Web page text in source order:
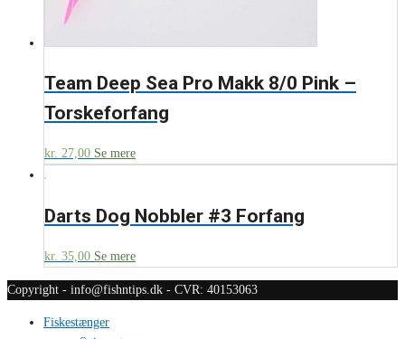
Team Deep Sea Pro Makk 8/0 Pink –
Torskeforfang
kr. 27,00 Se mere
Darts Dog Nobbler #3 Forfang
kr. 35,00 Se mere
Copyright - info@fishntips.dk - CVR: 40153063
Fiskestænger